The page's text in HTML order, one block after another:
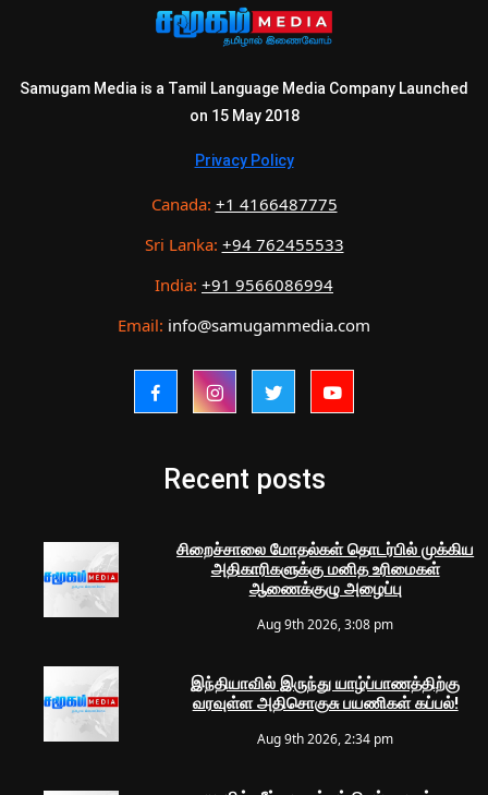
Samugam Media is a Tamil Language Media Company Launched
on 15 May 2018
Privacy Policy
Canada: +1 4166487775
Sri Lanka: +94 762455533
India: +91 9566086994
Email: info@samugammedia.com
Recent posts
சிறைச்சாலை மோதல்கள் தொடர்பில் முக்கிய
அதிகாரிகளுக்கு மனித உரிமைகள்
ஆணைக்குழு அழைப்பு
Aug 9th 2026, 3:08 pm
இந்தியாவில் இருந்து யாழ்ப்பாணத்திற்கு
வரவுள்ள அதிசொகுசு பயணிகள் கப்பல்!
Aug 9th 2026, 2:34 pm